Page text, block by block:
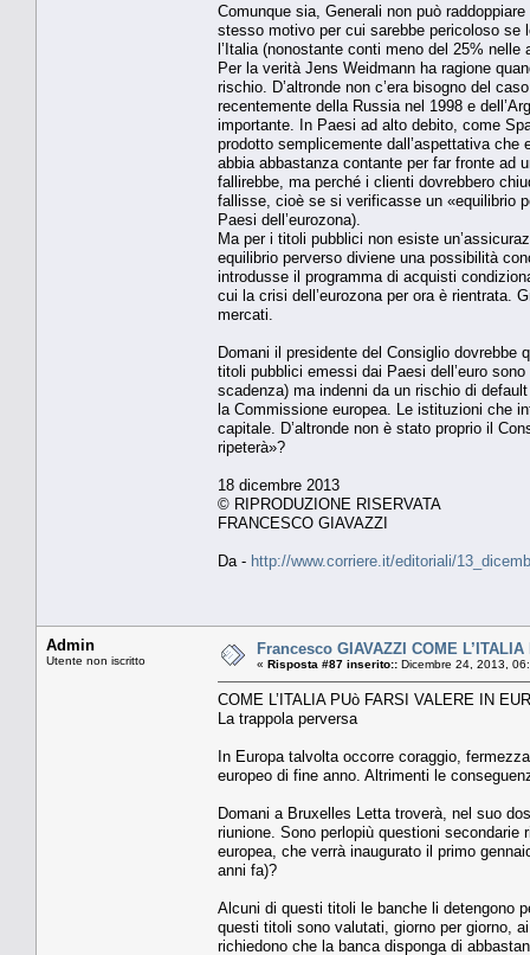
Comunque sia, Generali non può
stesso motivo per cui sarebbe pericoloso
l’Italia (nonostante conti meno del 25%
Per la verità Jens Weidmann ha ragione
rischio. D’altronde non c’era bisogno del
recentemente della Russia nel 1998 e
importante. In Paesi ad alto debito, come
prodotto semplicemente dall’aspettativa
abbia abbastanza contante per far fronte ad
fallirebbe, ma perché i clienti dovrebbero
fallisse, cioè se si verificasse un «equilibrio
Paesi dell’eurozona).
Ma per i titoli pubblici non esiste
equilibrio perverso diviene una possibilità
introdusse il programma di acquisti
cui la crisi dell’eurozona per ora è rientrata.
mercati.
Domani il presidente del Consiglio dovrebbe
titoli pubblici emessi dai Paesi dell’euro
scadenza) ma indenni da un rischio di
la Commissione europea. Le istituzioni che
capitale. D’altronde non è stato proprio il
ripeterà»?
18 dicembre 2013
© RIPRODUZIONE RISERVATA
FRANCESCO GIAVAZZI
Da - http://www.corriere.it/editoriali/
Admin
Utente non iscritto
Francesco GIAVAZZI COME
« Risposta #87 inserito:: Dicembre 24, 2013,
COME L’ITALIA PUò FARSI VALERE IN
La trappola perversa
In Europa talvolta occorre coraggio,
europeo di fine anno. Altrimenti le
Domani a Bruxelles Letta troverà, nel suo
riunione. Sono perlopiù questioni
europea, che verrà inaugurato il primo
anni fa)?
Alcuni di questi titoli le banche li detengono
questi titoli sono valutati, giorno per giorno,
richiedono che la banca disponga di